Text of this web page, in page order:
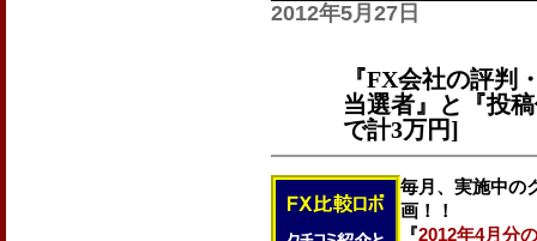
2012年5月27日
『FX会社の評判
当選者』と『投
で計3万円]
毎月、実施中の
画！！
『2012年4月分